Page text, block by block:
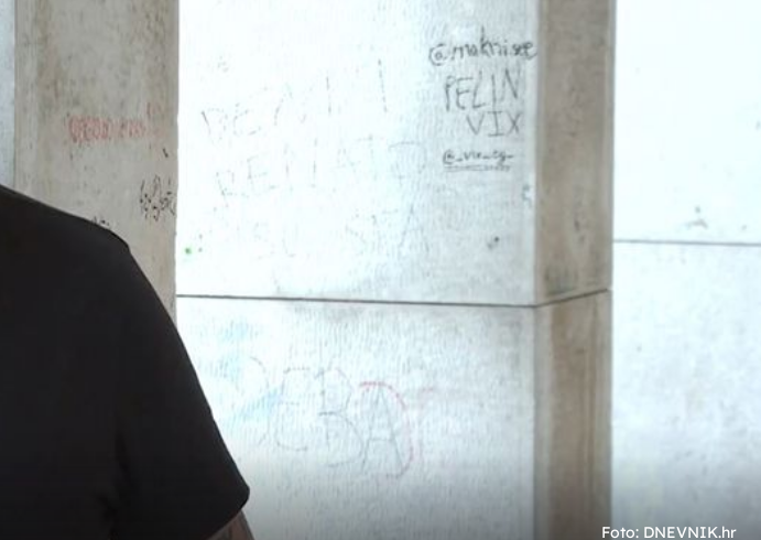
Foto: DNEVNIK.hr
+ 12
o odluci Tonyja Cetinskog
u Novom Sadu: ''Mladost bira
ROĐENDANSKI PARTY
Tony Cetinski održao koncert u Areni
Zagreb, kao gosta doveo našeg pjevača
koji se vratio s ulica Italije